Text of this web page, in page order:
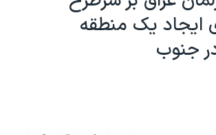
ايجاد يک منطقه
جنوب